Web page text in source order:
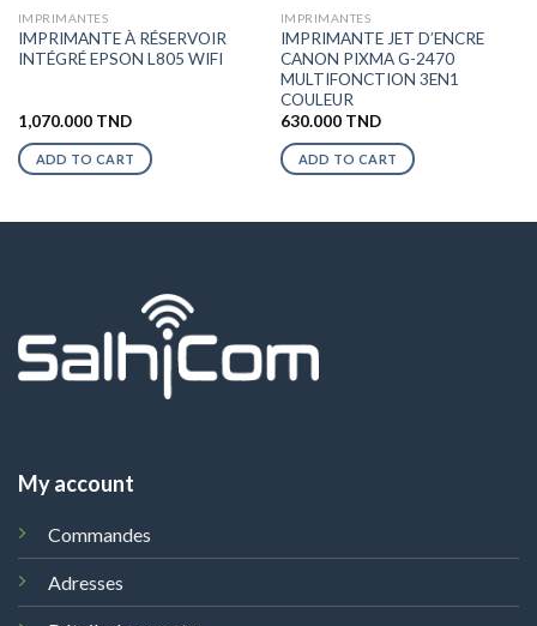
IMPRIMANTES
IMPRIMANTE À RÉSERVOIR
INTÉGRÉ EPSON L805 WIFI
1,070.000 TND
ADD TO CART
IMPRIMANTES
IMPRIMANTE JET D’ENCRE
CANON PIXMA G-2470
MULTIFONCTION 3EN1
COULEUR
630.000 TND
ADD TO CART
My account
Commandes
Adresses